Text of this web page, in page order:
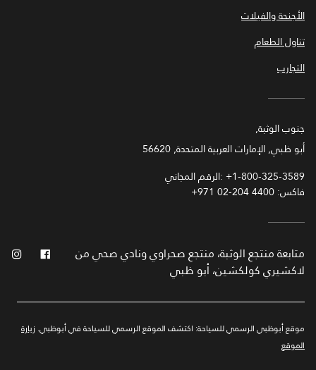
الأجنحة والفيلات
تناول الطعام
التجارب
جنوب الوثبة,
أبو ظبي, الإمارات العربية المتحدة, 56620
الرقم المجاني: +1-800-325-3589
فاكس:+971 02-204 4400
متابعةمنتجع الوثبة، منتجع صحراوي ونادي صحي من
لاكشيري كولكشين، أبو ظبي
فيس
موقع أبوظبي الرسمي للسياحة: اكتشف الموقع الرسمي للسياحة في أبوظبي. زيارة
الموقع